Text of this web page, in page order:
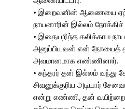
• இறைவனின் ஆணையை
நாயனாரின் இல்லம் நோக்கிச்
• இதையறிந்த கலிக்காம
அனுப்பியவன் என் நோயைத்
அவமானமாக எண்ணினார்.
• சுந்தரர் தன் இல்லம் வந்து
சிவனுக்குரிய அடியார்
என்று எண்ணி, தன் வயிற்றைக்